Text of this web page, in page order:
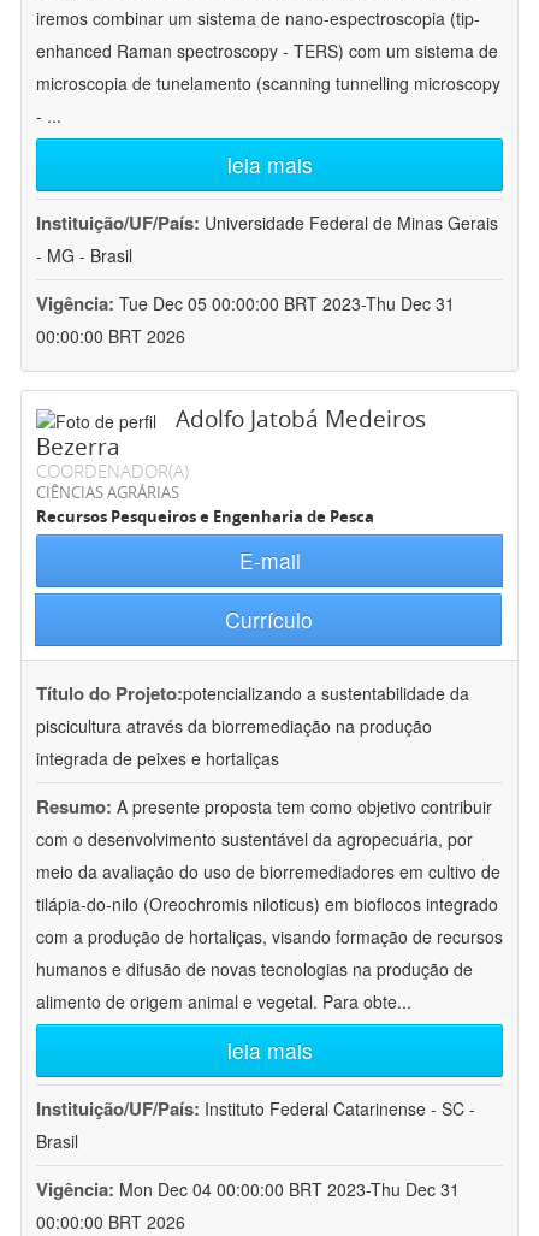
iremos combinar um sistema de nano-espectroscopia (tip-
enhanced Raman spectroscopy - TERS) com um sistema de
microscopia de tunelamento (scanning tunnelling microscopy
- ...
leia mais
Instituição/UF/País: Universidade Federal de Minas Gerais
- MG - Brasil
Vigência: Tue Dec 05 00:00:00 BRT 2023-Thu Dec 31
00:00:00 BRT 2026
Adolfo Jatobá Medeiros
Bezerra
COORDENADOR(A)
CIÊNCIAS AGRÁRIAS
Recursos Pesqueiros e Engenharia de Pesca
E-mail
Currículo
Título do Projeto:potencializando a sustentabilidade da
piscicultura através da biorremediação na produção
integrada de peixes e hortaliças
Resumo: A presente proposta tem como objetivo contribuir
com o desenvolvimento sustentável da agropecuária, por
meio da avaliação do uso de biorremediadores em cultivo de
tilápia-do-nilo (Oreochromis niloticus) em bioflocos integrado
com a produção de hortaliças, visando formação de recursos
humanos e difusão de novas tecnologias na produção de
alimento de origem animal e vegetal. Para obte...
leia mais
Instituição/UF/País: Instituto Federal Catarinense - SC -
Brasil
Vigência: Mon Dec 04 00:00:00 BRT 2023-Thu Dec 31
00:00:00 BRT 2026